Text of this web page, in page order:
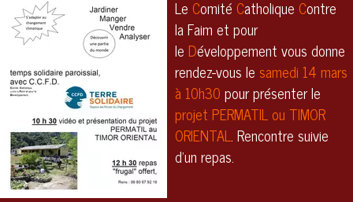
Le Comité Catholique Contre
la Faim et pour
le Développement vous donne
rendez-vous le samedi 14 mars
à 10h30 pour présenter le
projet PERMATIL ou TIMOR
ORIENTAL. Rencontre suivie
d'un repas.